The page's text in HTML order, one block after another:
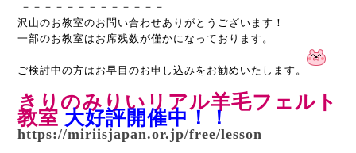
－－－－－－－－－－－－－
沢山のお教室のお問い合わせありがとうございます！
一部のお教室はお席残数が僅かになっております。
ご検討中の方はお早目のお申し込みをお勧めいたします。
きりのみりいリアル羊毛フェルト
教室 大好評開催中！！
https://miriisjapan.or.jp/free/lesson